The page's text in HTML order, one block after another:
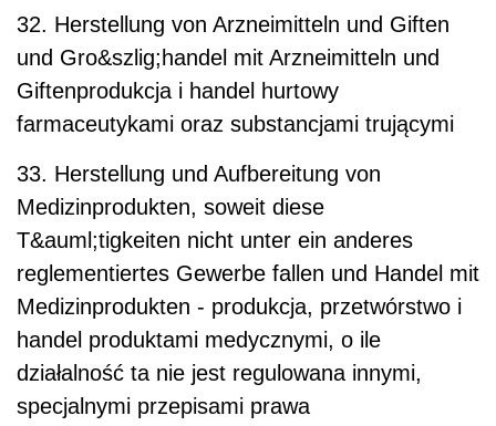
32. Herstellung von Arzneimitteln und Giften
und Gro&szlig;handel mit Arzneimitteln und
Giftenprodukcja i handel hurtowy
farmaceutykami oraz substancjami trującymi
33. Herstellung und Aufbereitung von
Medizinprodukten, soweit diese
T&auml;tigkeiten nicht unter ein anderes
reglementiertes Gewerbe fallen und Handel mit
Medizinprodukten - produkcja, przetwórstwo i
handel produktami medycznymi, o ile
działalność ta nie jest regulowana innymi,
specjalnymi przepisami prawa